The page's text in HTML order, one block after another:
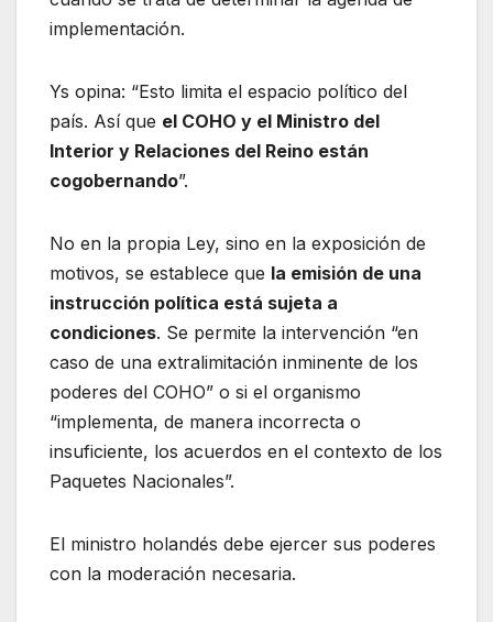
implementación.
Ys opina: “Esto limita el espacio político del
país. Así que el COHO y el Ministro del
Interior y Relaciones del Reino están
cogobernando”.
No en la propia Ley, sino en la exposición de
motivos, se establece que la emisión de una
instrucción política está sujeta a
condiciones. Se permite la intervención “en
caso de una extralimitación inminente de los
poderes del COHO” o si el organismo
“implementa, de manera incorrecta o
insuficiente, los acuerdos en el contexto de los
Paquetes Nacionales”.
El ministro holandés debe ejercer sus poderes
con la moderación necesaria.